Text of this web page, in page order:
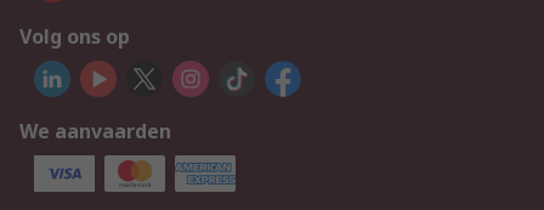
Volg ons op
We aanvaarden